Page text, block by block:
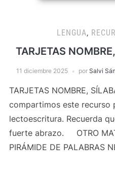
LENGUA,
TARJETAS
11 diciembre 2025 por Salvi
TARJETAS NOMBRE,
compartimos este recurso
lectoescritura. Recuerda
fuerte abrazo. OTRO
PIRÁMIDE DE PALABRAS